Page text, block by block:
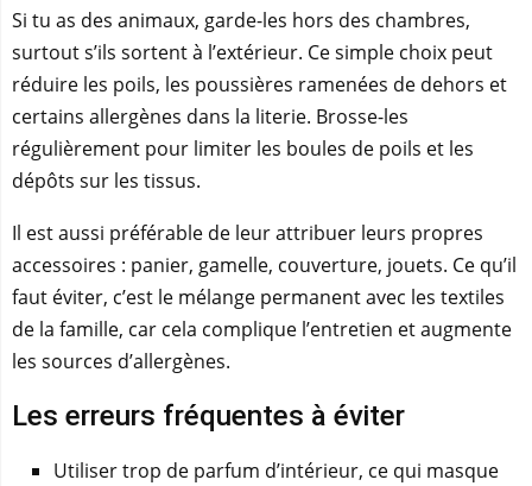
Si tu as des animaux, garde-les hors des chambres,
surtout s’ils sortent à l’extérieur. Ce simple choix peut
réduire les poils, les poussières ramenées de dehors et
certains allergènes dans la literie. Brosse-les
régulièrement pour limiter les boules de poils et les
dépôts sur les tissus.
Il est aussi préférable de leur attribuer leurs propres
accessoires : panier, gamelle, couverture, jouets. Ce qu’il
faut éviter, c’est le mélange permanent avec les textiles
de la famille, car cela complique l’entretien et augmente
les sources d’allergènes.
Les erreurs fréquentes à éviter
Utiliser trop de parfum d’intérieur, ce qui masque